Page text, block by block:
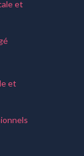
et
et